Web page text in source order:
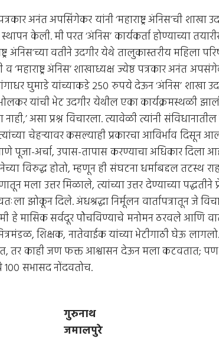
अनंत अपसिंगेकर यांनी ‘महाराष्ट्र अंनिस’ची शाखा
केली. मी परत ‘अंनिस’ कार्यकर्ता होण्याच्या
अंनिस’च्या वतीने उदगीर येथे तालुकास्तरीय महिला
‘महाराष्ट्र अंनिस’ शाखाध्यक्ष ज्येष्ठ पत्रकार अनंत
घुमाडे यांच्याकडे 250 रुपये देऊन ‘अंनिस’ शाखा
यांची भेट उदगीर येथील एका कार्यक्रमस्थळी
असा प्रश्न विचारला. त्यावेळी त्यांनी
चेहर्‍यावर कसल्याही प्रकारचा आविर्भाव दिसून
पूजा-अर्चा, उपास-तापास करण्याचा अधिकार दिला
विरुद्ध होतो, म्हणून ही संघटना धर्माबद्दल तटस्थ
मला उत्तर मिळाले, त्यांच्या उत्तर देण्याच्या पद्धतीने
झोकून दिले. अंधश्रद्धा निर्मूलन वार्तापत्रातून जे
हे मासिक सर्वदूर पोेचविण्याचे मनोमन ठरवले आणि
शिक्षक, नातेवाईक यांच्या भेटीगाठी घेऊ
तर काही जण फक्त आश्वासन देऊन मला कटवतात; पण
100 सभासद नोंदवतोच.
गुरुनाथ
जमालपुरे